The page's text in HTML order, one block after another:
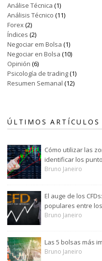
Análise Técnica (1)
Análisis Técnico (11)
Forex(2)
Índices (2)
Negociar em Bolsa (1)
Negociar en Bolsa (10)
Opinión (6)
Psicología de trading(1)
Resumen Semanal (12)
ÚLTIMOS ARTÍCULOS
Cómo utilizar las
identificar los
Bruno Janeiro
El auge de los
populares entre
Bruno Janeiro
Las 5 bolsas más
Bruno Janeiro